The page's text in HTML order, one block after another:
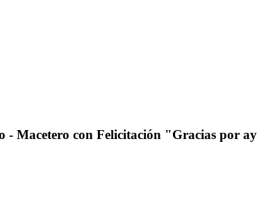
Macetero con Felicitación "Gracias por